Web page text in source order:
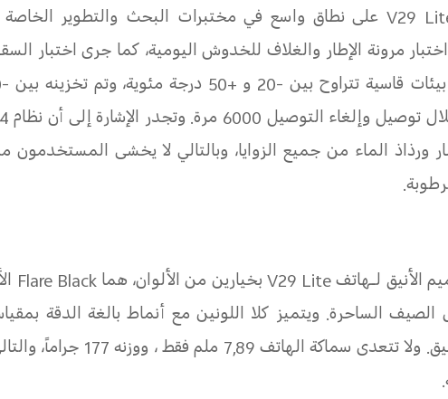
V29 على نطاق واسع في مختبرات البحث والتطوير الخاصة
و +50 درجة مئوية، وتم تخزينه بين -40 و +75 درجة مئوية. وقامت الشركة باختبار
وإلغاء التوصيل 6000 مرة. وتجدر الإشارة إلى أن نظام
ورذاذ الماء من جميع الزوايا، وبالتالي لا يخشى
الأنيق لـهاتفV29 Liteبخيارين من الألوان، هماFlare Black
الساحرة. ويتميز كلا اللونين مع أنماط بالغة الدقة
ولا تتعدى سماكة الهاتف7,89
ملم فقط ،